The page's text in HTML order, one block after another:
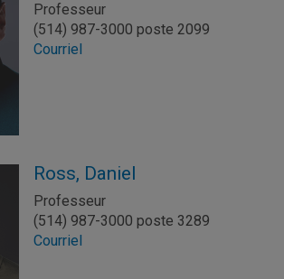
Professeur
(514) 987-3000 poste 2099
Courriel
Ross, Daniel
Professeur
(514) 987-3000 poste 3289
Courriel